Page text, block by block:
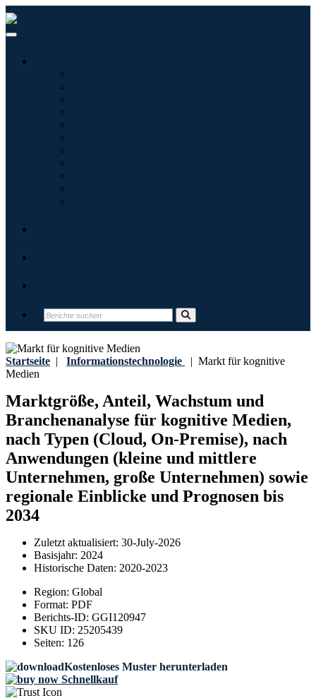
Startseite | Informationstechnologie | Markt für kognitive
Medien
Marktgröße, Anteil, Wachstum und
Branchenanalyse für kognitive Medien,
nach Typen (Cloud, On-Premise), nach
Anwendungen (kleine und mittlere
Unternehmen, große Unternehmen) sowie
regionale Einblicke und Prognosen bis
2034
Zuletzt aktualisiert: 30-July-2026
Basisjahr: 2024
Historische Daten: 2020-2023
Region: Global
Format: PDF
Berichts-ID: GGI120947
SKU ID: 25205439
Seiten: 126
Kostenloses Muster herunterladen
Schnellkauf